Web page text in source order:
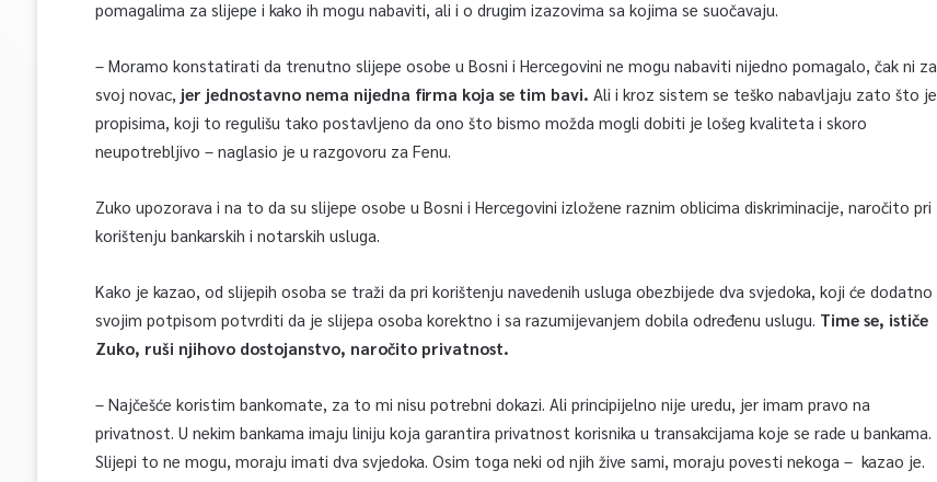
pomagalima za slijepe i kako ih mogu nabaviti, ali i o drugim izazovima sa kojima se suočavaju.
– Moramo konstatirati da trenutno slijepe osobe u Bosni i Hercegovini ne mogu nabaviti nijedno pomagalo, čak ni za
svoj novac, jer jednostavno nema nijedna firma koja se tim bavi. Ali i kroz sistem se teško nabavljaju zato što je
propisima, koji to regulišu tako postavljeno da ono što bismo možda mogli dobiti je lošeg kvaliteta i skoro
neupotrebljivo – naglasio je u razgovoru za Fenu.
Zuko upozorava i na to da su slijepe osobe u Bosni i Hercegovini izložene raznim oblicima diskriminacije, naročito pri
korištenju bankarskih i notarskih usluga.
Kako je kazao, od slijepih osoba se traži da pri korištenju navedenih usluga obezbijede dva svjedoka, koji će dodatno
svojim potpisom potvrditi da je slijepa osoba korektno i sa razumijevanjem dobila određenu uslugu. Time se, ističe
Zuko, ruši njihovo dostojanstvo, naročito privatnost.
– Najčešće koristim bankomate, za to mi nisu potrebni dokazi. Ali principijelno nije uredu, jer imam pravo na
privatnost. U nekim bankama imaju liniju koja garantira privatnost korisnika u transakcijama koje se rade u bankama.
Slijepi to ne mogu, moraju imati dva svjedoka. Osim toga neki od njih žive sami, moraju povesti nekoga – kazao je.